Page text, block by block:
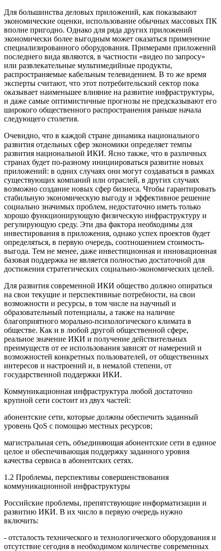
Для большинства деловых приложений, как показывают
экономические оценки, использование обычных массовых ПК
вполне пригодно. Однако для ряда других приложений
экономически более выгодным может оказаться применение
специализированного оборудования. Примерами приложений
последнего вида являются, в частности «видео по запросу»
или развлекательные мультимедийные продукты,
распространяемые кабельным телевидением. В то же время
эксперты считают, что этот потребительский сектор пока
оказывает наименьшее влияние на развитие инфраструктуры,
и даже самые оптимистичные прогнозы не предсказывают его
широкого общественного распространения раньше начала
следующего столетия.
Очевидно, что в каждой стране динамика национального
развития отдельных сфер экономики определяет темпы
развития национальной ИКИ. Ясно также, что в различных
странах будет по-разному инициироваться развитие новых
приложений: в одних случаях они могут создаваться в рамках
существующих компаний или отраслей, в других случаях
возможно создание новых сфер бизнеса. Чтобы гарантировать
стабильную экономическую выгоду и эффективное решение
социально значимых проблем, недостаточно иметь только
хорошо функционирующую физическую инфраструктуру и
регулирующую среду. Эти два фактора необходимы для
инвестирования в приложения, однако успех проектов будет
определяться, в первую очередь, соотношением стоимость-
выгода. Тем не менее, даже инвестиционная и инновационная
базовая поддержка не является полностью достаточной для
достижения стратегических социально-экономических целей.
Для развития современной ИКИ общество должно опираться
на свои текущие и перспективные потребности, на свои
возможности и ресурсы, в том числе на научный и
образовательный потенциалы, а также на наличие
благоприятного морально-психологического климата в
обществе. Как и в любой другой общественной сфере,
реальное значение ИКИ и получение действительных
преимуществ от ее использования зависят от намерений и
возможностей конкретных пользователей, от общественных
интересов и настроений и, в немалой степени, от
государственной поддержки ИКИ.
Коммуникационная инфраструктура любой достаточно
крупной сети состоит из двух частей:
абонентские сети, которые должны обеспечить заданный
уровень QoS с помощью местных ресурсов;
магистральная сеть, объединяющая абонентские сети в единое
целое и обеспечивающая поддержку заданного уровня
качества сервиса в абонентских сетях.
1.2 Проблемы, перспективы совершенствования
коммуникационной инфраструктуры
Российские проблемы, препятствующие информатизации и
развитию ИКИ. В их число в первую очередь нужно
включить:
- отсталость технического и технологического оборудования и
отсутствие сегодня в необходимом количестве современных